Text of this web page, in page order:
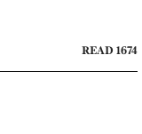
READ 1674